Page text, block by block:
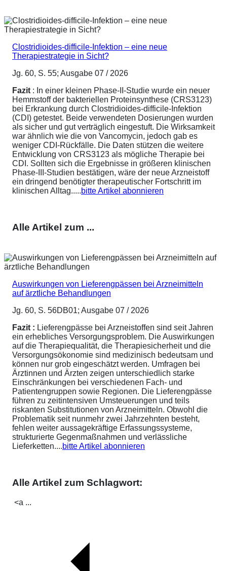
Clostridioides-difficile-Infektion – eine neue
Therapiestrategie in Sicht?
Jg. 60, S. 55; Ausgabe 07 / 2026
Fazit : In einer kleinen Phase-II-Studie wurde ein neuer
Hemmstoff der bakteriellen Proteinsynthese (CRS3123)
bei Erkrankung durch Clostridioides-difficile-Infektion
(CDI) getestet. Beide verwendeten Dosierungen wurden
als sicher und gut verträglich eingestuft. Die Wirksamkeit
war ähnlich wie die von Vancomycin, jedoch gab es
weniger CDI-Rückfälle. Die Daten stützen die weitere
Entwicklung von CRS3123 als mögliche Therapie bei
CDI. Sollten sich die Ergebnisse in größeren klinischen
Phase-III-Studien bestätigen, wäre der neue Arzneistoff
ein dringend benötigter therapeutischer Fortschritt im
klinischen Alltag.....bitte Artikel abonnieren
Alle Artikel zum ...
Auswirkungen von Lieferengpässen bei Arzneimitteln
auf ärztliche Behandlungen
Jg. 60, S. 56DB01; Ausgabe 07 / 2026
Fazit : Lieferengpässe bei Arzneistoffen sind seit Jahren
ein erhebliches Versorgungsproblem. Die Auswirkungen
auf die Therapiequalität, die Therapiesicherheit und die
Versorgungsökonomie sind medizinisch bedeutsam und
können nur grob eingeschätzt werden. Umfragen bei
Ärztinnen und Ärzten zeigen unterschiedlich starke
Einschränkungen bei verschiedenen Fach- und
Patientengruppen sowie Regionen. Die Lieferengpässe
führen zu zeitintensiven Umsteuerungen und teils
riskanten Substitutionen von Arzneimitteln. Obwohl die
Problematik seit nunmehr zwei Jahrzehnten besteht,
fehlen weiter aussagekräftige Erfassungssysteme,
strukturierte Gegenmaßnahmen und verlässliche
Lieferketten....bitte Artikel abonnieren
Alle Artikel zum Schlagwort:
<a ...